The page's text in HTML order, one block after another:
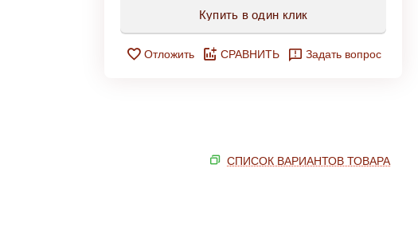
Купить в один клик
Отложить СРАВНИТЬ Задать вопрос
СПИСОК ВАРИАНТОВ ТОВАРА